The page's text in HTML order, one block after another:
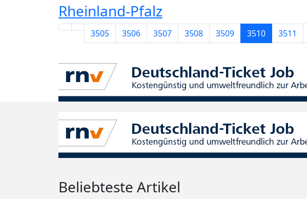
Rheinland-Pfalz
3505 3506 3507 3508 3509 3510 3511
Beliebteste Artikel